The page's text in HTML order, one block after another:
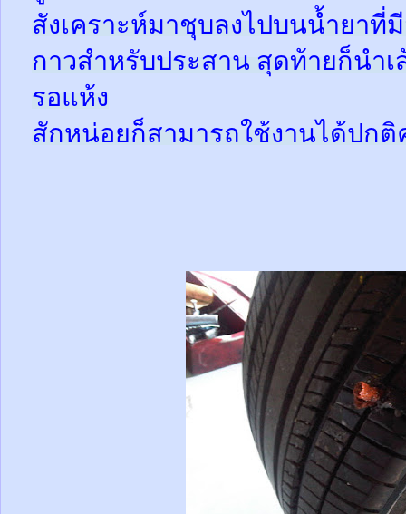
สังเคราะห์มาชุบลงไปบนน้ำยาที่
กาวสำหรับประสาน สุดท้ายก็นำเ
รอแห้ง
สักหน่อยก็สามารถใช้งานได้ปกติ